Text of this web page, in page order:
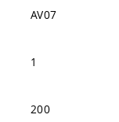
AV07
1
200